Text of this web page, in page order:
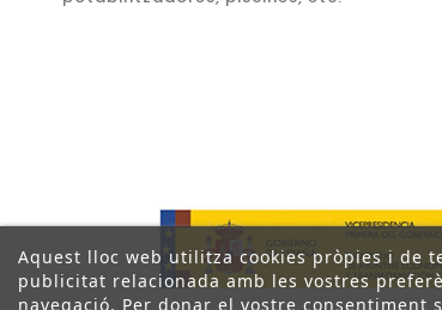
Aquest lloc web utilitza cookies pròpies i de
publicitat relacionada amb les vostres
navegació. Per donar el vostre consentiment